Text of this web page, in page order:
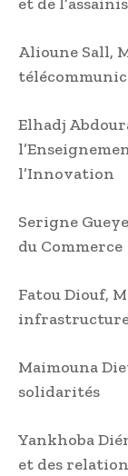
Alioune Sall,
Elhadj
l’Innovation
Serigne
du Commerce
Fatou Diouf,
Maimouna
solidarités
Yankhoba
et des